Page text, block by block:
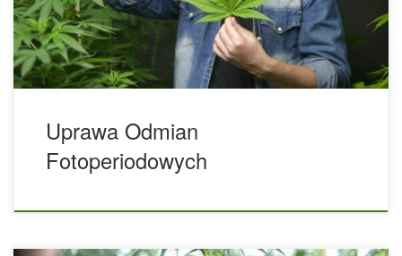
w tym roku nie dodać do swojej listy również „wypróbuj te
niesamowite odmiany marihuany”? […]
Uprawa Odmian
Fotoperiodowych